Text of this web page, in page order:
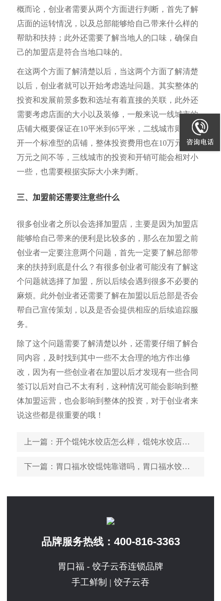
概而论，创业者需要从两个方面进行判断，首先了解
店面的运转情况，以及总部能够给自己带来什么样的
帮助和扶持；此外还需要了解当地人的口味，确保自
己的加盟店是符合当地口味的。
在这两个方面了解清楚以后，当这两个方面了解清楚
以后，创业者就可以开始考虑选址问题。其实整体的
投资和发展前景多数和选址有着直接的关联，此外还
需要考虑店面的大小以及装修，一般来说一线城市的
店铺大概要保证在10平米到65平米，二线城市则需要
开一个标准型的店铺，整体投资费用也在10万元到12
万元之间不等，三线城市的投资和开销可能会相对小
一些，也需要根据实际大小来判断。
三、加盟前还需要注意些什么
很多创业者之所以会选择加盟店，主要是因为加盟店
能够给自己带来的便利是比较多的，那么在加盟之前
创业者一定要注意两个问题，首先一定要了解总部带
来的扶持到底是什么？有很多创业者可能没有了解这
个问题就选择了加盟，所以后续会遇到很多不必要的
麻烦。此外创业者还需要了解在加盟以后总部是否会
帮自己宣传策划，以及是否会提供相应的后续追踪服
务。
除了这个问题需要了解清楚以外，还需要仔细了解合
同内容，及时找到其中一些不太合理的地方作出修
改，因为有一些创业者在加盟以后才发现有一些合同
签订以后对自己不太有利，这种情况可能会影响到整
体加盟运营，也会影响到整体的投资，对于创业者来
说这些都是很重要的哦！
上一篇 ：开个馄饨水饺店怎么样，馄饨水饺店经营模式一定要知道
下一篇 ：胃口福水饺馄饨靠谱吗，胃口福水饺馄饨加盟费是多少
品牌服务热线： 400-816-3363
胃口福 - 饺子云吞连锁品牌
手工鲜制 | 饺子云吞